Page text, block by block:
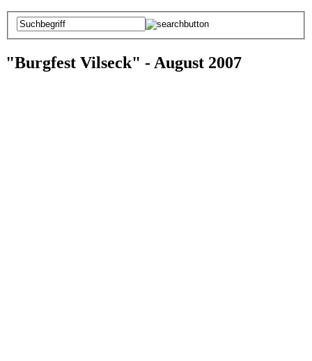
"Burgfest Vilseck" - August 2007